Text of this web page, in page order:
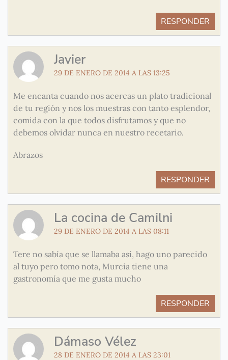
RESPONDER
Javier
29 DE ENERO DE 2014 A LAS 13:25
Me encanta cuando nos acercas un plato tradicional
de tu región y nos los muestras con tanto esplendor,
comida con la que todos disfrutamos y que no
debemos olvidar nunca en nuestro recetario.
Abrazos
RESPONDER
La cocina de Camilni
29 DE ENERO DE 2014 A LAS 08:11
Tere no sabía que se llamaba así, hago uno parecido
al tuyo pero tomo nota, Murcia tiene una
gastronomía que me gusta mucho
RESPONDER
Dámaso Vélez
28 DE ENERO DE 2014 A LAS 23:01